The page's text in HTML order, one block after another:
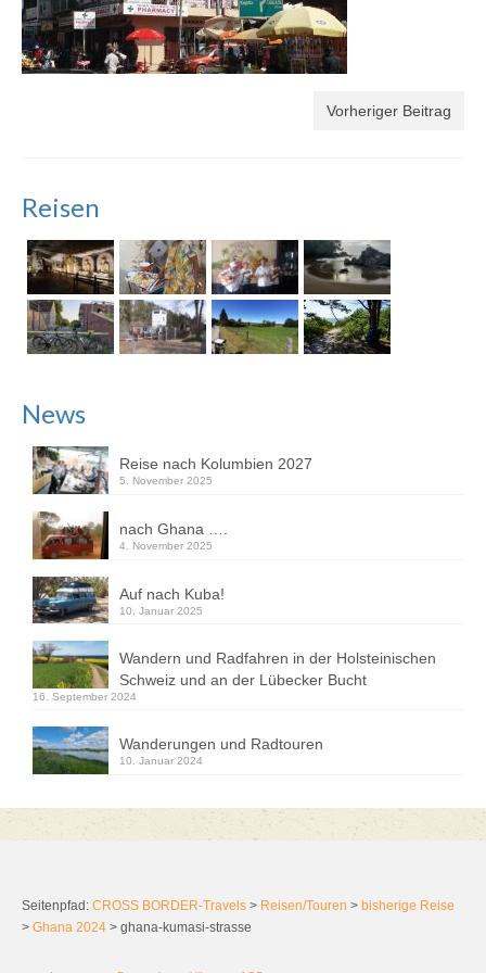
Vorheriger Beitrag
Reisen
News
Reise nach Kolumbien 2027
5. November 2025
nach Ghana ….
4. November 2025
Auf nach Kuba!
10. Januar 2025
Wandern und Radfahren in der Holsteinischen
Schweiz und an der Lübecker Bucht
16. September 2024
Wanderungen und Radtouren
10. Januar 2024
Seitenpfad: CROSS BORDER-Travels > Reisen/Touren > bisherige Reise
> Ghana 2024 > ghana-kumasi-strasse